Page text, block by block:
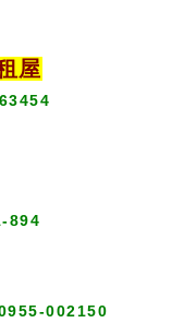
屋
894
002150